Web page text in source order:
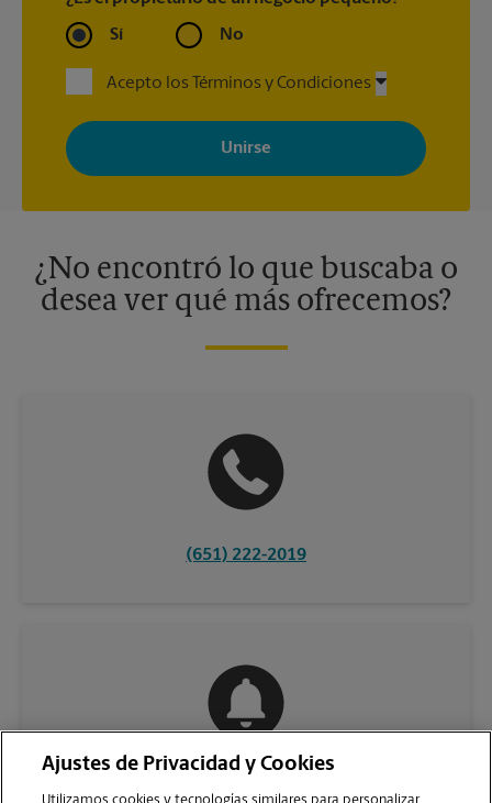
Sí No
Acepto los Términos y Condiciones
Al registrarse, acepta recibir correos electrónicos de The UPS
Store con noticias, ofertas especiales, promociones y mensajes
adaptados a sus intereses. Puede darse de baja en cualquier
momento. Para más información, consulte nuestra política de
¿No encontró lo que buscaba o
desea ver qué más ofrecemos?
(651) 222-2019
Ajustes de Privacidad y Cookies